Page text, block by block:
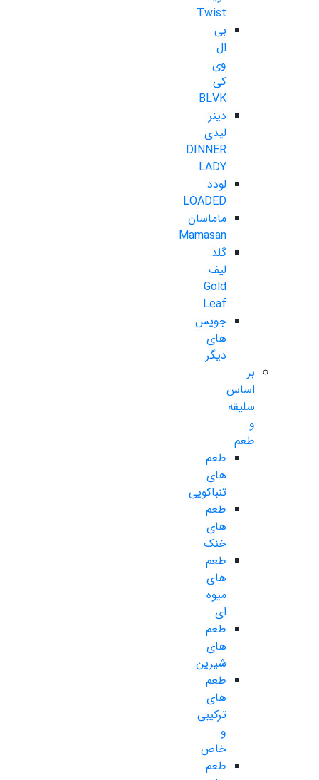
Twist
بی
ال
وی
کی
BLVK
دینر
لیدی
DINNER
LADY
لودد
LOADED
ماماسان
Mamasan
گلد
لیف
Gold
Leaf
جویس
های
دیگر
بر
اساس
سلیقه
و
طعم
طعم
های
تنباکویی
طعم
های
خنک
طعم
های
میوه
ای
طعم
های
شیرین
طعم
های
ترکیبی
و
خاص
طعم